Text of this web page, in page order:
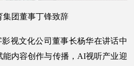
集团董事丁锋致辞
视文化公司董事长杨华在讲话中
内容创作与传播，AI视听产业迎